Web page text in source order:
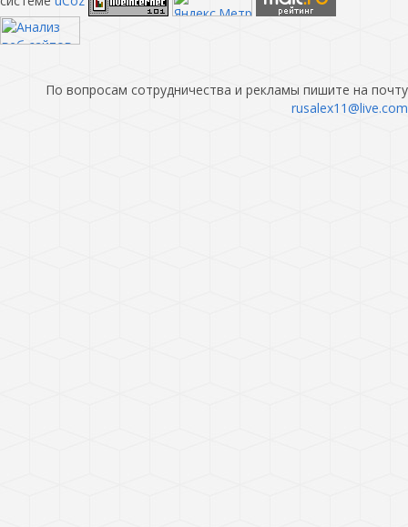
По вопросам сотрудничества и рекламы пишите на почту
rusalex11@live.com